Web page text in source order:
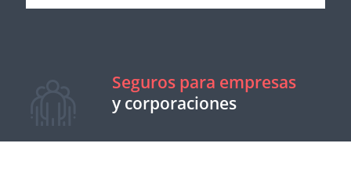
Seguros para empresas
y corporaciones